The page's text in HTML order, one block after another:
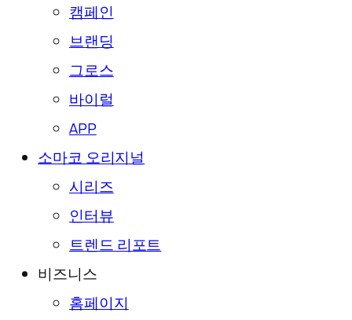
캠페인
브랜딩
그로스
바이럴
APP
소마코 오리지널
시리즈
인터뷰
트렌드 리포트
비즈니스
홈페이지